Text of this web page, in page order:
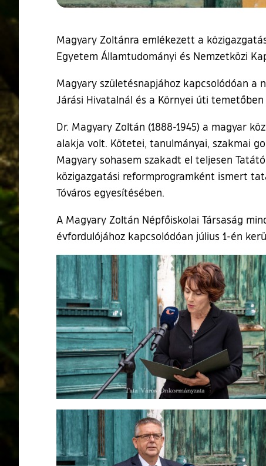
Magyary Zoltánra emlékezett a
Egyetem Államtudományi és Nemzetközi
Magyary születésnapjához kapcsolódóan a
Járási Hivatalnál és a Környei úti
Dr. Magyary Zoltán (1888-1945) a magyar
alakja volt. Kötetei, tanulmányai, szakmai
Magyary sohasem szakadt el teljesen
közigazgatási reformprogramként ismert
Tóváros egyesítésében.
A Magyary Zoltán Népfőiskolai Társaság
évfordulójához kapcsolódóan július 1-én
Ugrás a galéria utánra